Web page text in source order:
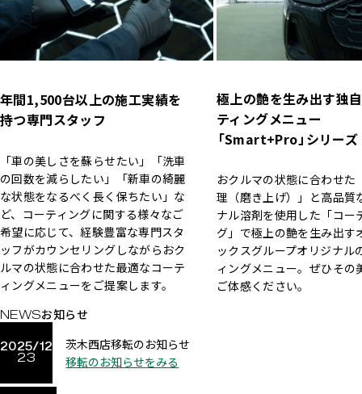
年間1,500台以上の施工実績を
持つ専門スタッフ
「車の美しさを蘇らせたい」「洗車
の回数を減らしたい」「新車の綺麗
な状態をなるべく長く保ちたい」な
ど、コーティングに関する様々なご
希望に応じて、経験豊富な専門スタ
ッフがカウンセリングしながらおク
ルマの状態に合わせた最適なコーテ
ィングメニューをご提案します。
極上の艶を生み出す独
ティングメニュー
「Smart+Pro」シリーズ
おクルマの状態に合わせた
理（磨き上げ）」と高品質
ナル溶剤を使用した「コー
グ」で極上の艶を生み出す
ックスグループオリジナル
ィングメニュー。ぜひその
ご体感ください。
お知らせ
2025/12
23
茨木西店移転のお知らせ
移転のお知らせをみる